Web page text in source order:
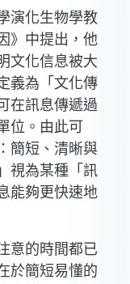
化生物學教
》中提出，他
文化信息被大
義為「文化傳
在訊息傳遞過
位。由此可
簡短、清晰與
視為某種「訊
能夠更快速地
的時間都已
於簡短易懂的